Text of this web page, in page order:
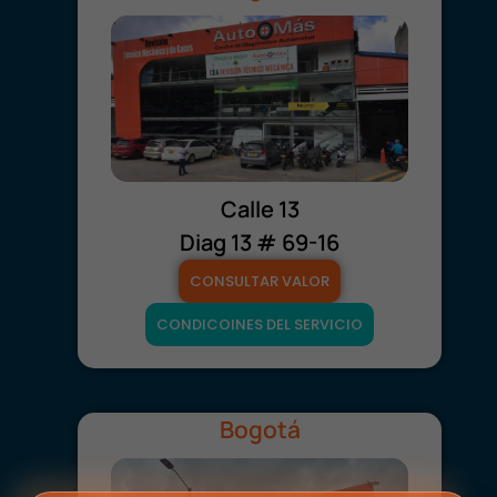
Calle 13
Diag 13 # 69-16
CONSULTAR VALOR
CONDICOINES DEL SERVICIO
Bogotá